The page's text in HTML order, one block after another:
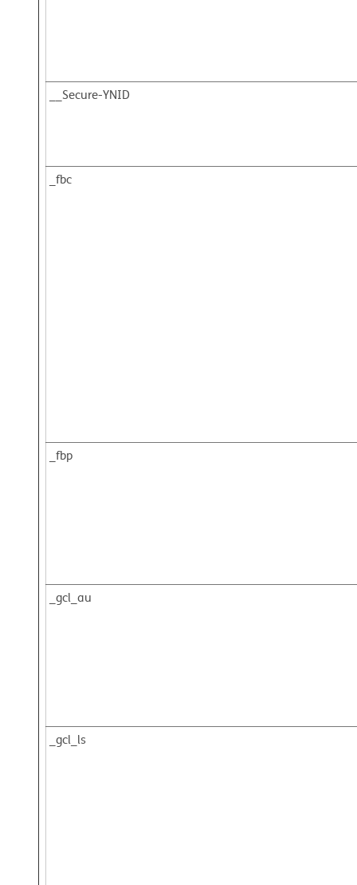
__Secure-YNID
_fbc
_fbp
_gcl_au
_gcl_ls